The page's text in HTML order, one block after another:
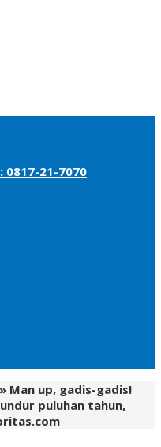
0817-21-7070
» Man up, gadis-gadis!
puluhan tahun,